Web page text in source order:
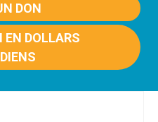
DON
EN DOLLARS